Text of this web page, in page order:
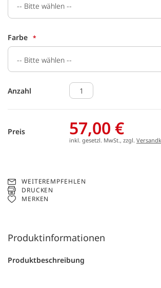
Farbe
Anzahl
Preis 57,00 €
inkl. gesetzl. MwSt., zzgl.
WEITEREMPFEHLEN
DRUCKEN
MERKEN
Produktinformationen
Produktbeschreibung